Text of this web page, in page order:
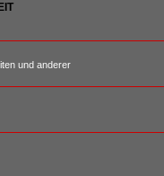
und anderer